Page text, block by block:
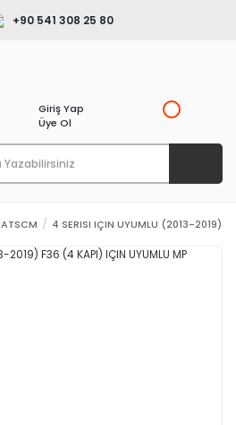
+90 541 308 25 80
Giriş Yap
Üye Ol
ATSCM 4 SERISI IÇIN UYUMLU (2013-2019)